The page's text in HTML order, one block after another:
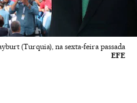
(Turquia), na sexta-feira passada
EFE